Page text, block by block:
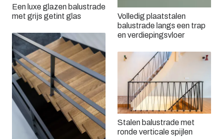
Een luxe glazen balustrade
met grijs getint glas
Volledig plaatstalen
balustrade langs een trap
en verdiepingsvloer
Stalen balustrade met
ronde verticale spijlen